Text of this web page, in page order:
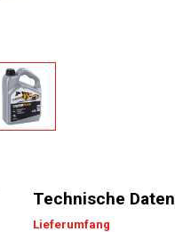
Technische Daten
Lieferumfang